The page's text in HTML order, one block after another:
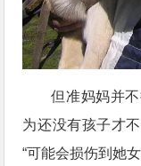
但准妈妈并
为还没有孩子才
“可能会损伤到她